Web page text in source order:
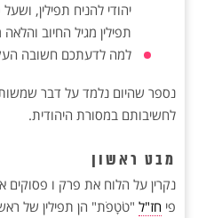
יהודי להניח תפילין,
תפילין מגיל החיוב והלאה
למה לדעתכם חשובה
נספר שהיום נלמד על דבר
לחשיבותם במסורת היהודית.
מבט ראשון
נקרין על הלוח את פרק ו פסוקים
פי חז"ל "טֹטָפֹת" הן תפילין של